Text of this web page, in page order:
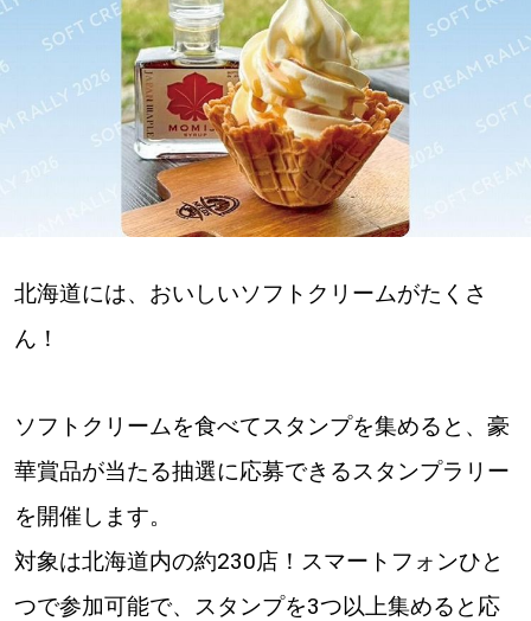
ゆるむ
SitakkeTV
ローカルエリア
道南
道東
道央
北海道には、おいしいソフトクリームがたくさ
ん！
ソフトクリームを食べてスタンプを集めると、豪
華賞品が当たる抽選に応募できるスタンプラリー
を開催します。
対象は北海道内の約230店！スマートフォンひと
つで参加可能で、スタンプを3つ以上集めると応